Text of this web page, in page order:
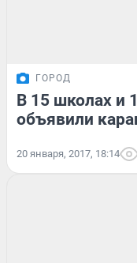
ГОРОД
В 15 школах и
объявили
20 января, 2017, 18:14